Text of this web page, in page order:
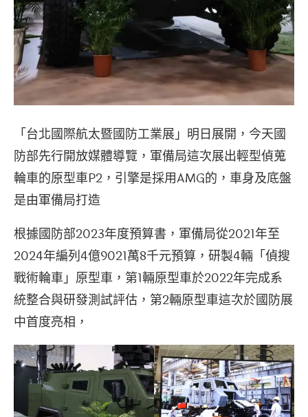
「台北國際航太暨國防工業展」明日展開，今天國
防部先行開放媒體導覽，軍備局這次展出輕型偵蒐
輪車的原型車P2，引擎是採用AMG的，車身及底盤
是由軍備局打造
根據國防部2023年度預算書，軍備局從2021年至
2024年編列4億9021萬8千元預算，研製4輛「偵搜
戰術輪車」原型車，第1輛原型車於2022年完成系
統整合與研發測試評估，第2輛原型車這次於國防展
中首度亮相，